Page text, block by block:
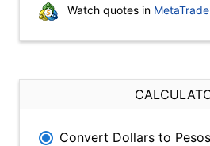
Watch quotes in
Convert Dollars to Pesos